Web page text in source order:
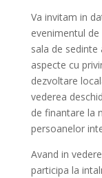
Va invitam in
evenimentul
sala de sedinte
aspecte cu
dezvoltare
vederea
de finantare la
persoanelor
Avand in
participa la